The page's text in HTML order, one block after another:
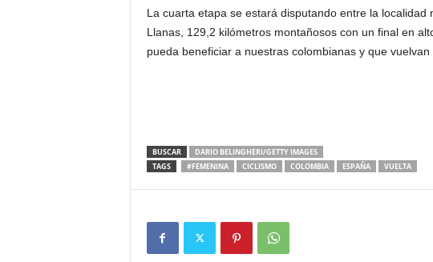
La cuarta etapa se estará disputando entre la
Llanas, 129,2 kilómetros montañosos con un final en
pueda beneficiar a nuestras colombianas y que
BUSCAR
DARIO BELINGHERI/GETTY IMAGES
TAGS
#FEMENINA CICLISMO COLOMBIA ESPAÑA VUELTA